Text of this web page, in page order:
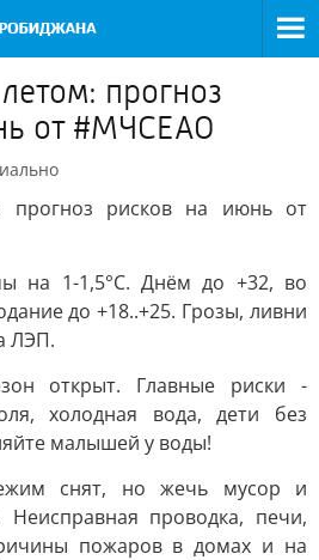
прогноз
от #МЧСЕАО
прогноз рисков на июнь от
на 1-1,5°C. Днём до +32, во
до +18..+25. Грозы, ливни
ЛЭП.
открыт. Главные риски -
холодная вода, дети без
малышей у воды!
снят, но жечь мусор и
проводка, печи,
пожаров в домах и на